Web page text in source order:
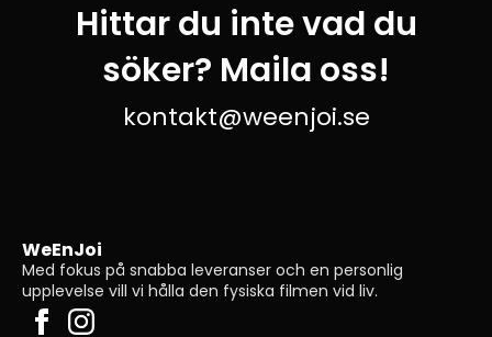
Hittar du inte vad du
söker? Maila oss!
kontakt@weenjoi.se
WeEnJoi
Med fokus på snabba leveranser och en personlig
upplevelse vill vi hålla den fysiska filmen vid liv.